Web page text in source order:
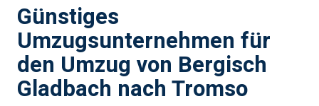
Günstiges
Umzugsunternehmen für
den Umzug von Bergisch
Gladbach nach Tromso